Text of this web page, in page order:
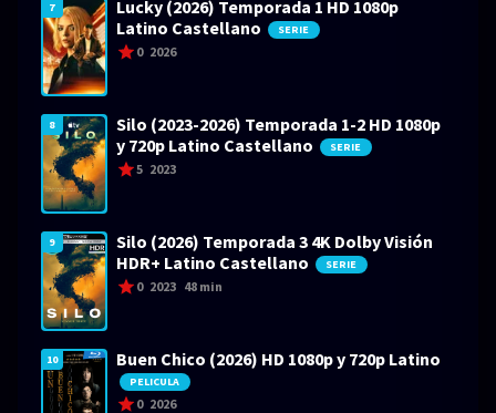
7
Lucky (2026) Temporada 1 HD 1080p
Latino Castellano
SERIE
0 2026
8
Silo (2023-2026) Temporada 1-2 HD 1080p
y 720p Latino Castellano
SERIE
5 2023
9
Silo (2026) Temporada 3 4K Dolby Visión
HDR+ Latino Castellano
SERIE
0 2023 48 min
10 Buen Chico (2026) HD 1080p y 720p Latino
PELICULA
0 2026